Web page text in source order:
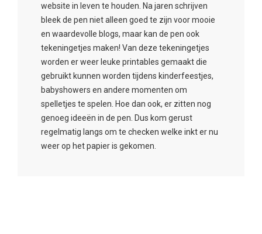
website in leven te houden. Na jaren schrijven
bleek de pen niet alleen goed te zijn voor mooie
en waardevolle blogs, maar kan de pen ook
tekeningetjes maken! Van deze tekeningetjes
worden er weer leuke printables gemaakt die
gebruikt kunnen worden tijdens kinderfeestjes,
babyshowers en andere momenten om
spelletjes te spelen. Hoe dan ook, er zitten nog
genoeg ideeën in de pen. Dus kom gerust
regelmatig langs om te checken welke inkt er nu
weer op het papier is gekomen.